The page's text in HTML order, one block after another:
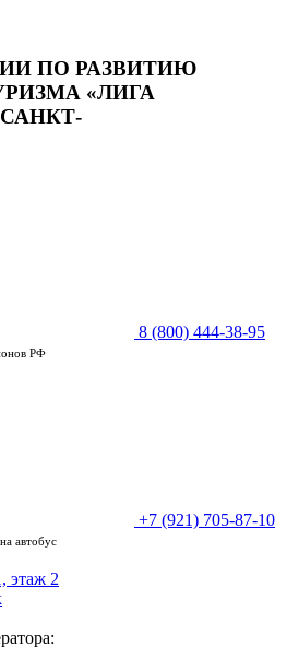
ПО РАЗВИТИЮ
«ЛИГА
8 (800) 444-38-95
РФ
+7 (921) 705-87-10
автобус
этаж 2